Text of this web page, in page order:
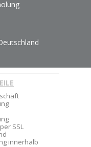
SSL
innerhalb